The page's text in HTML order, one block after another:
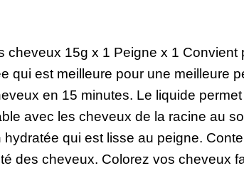
cheveux 15g x 1 Peigne x 1
qui est meilleure pour une meilleure
en 15 minutes. Le liquide
avec les cheveux de la racine au
qui est lisse au peigne.
des cheveux. Colorez vos cheveux